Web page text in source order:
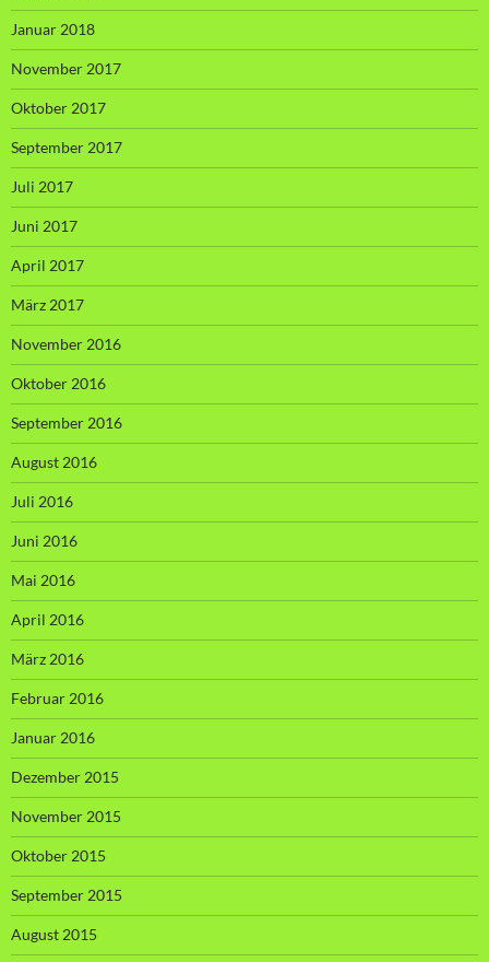
Januar 2018
November 2017
Oktober 2017
September 2017
Juli 2017
Juni 2017
April 2017
März 2017
November 2016
Oktober 2016
September 2016
August 2016
Juli 2016
Juni 2016
Mai 2016
April 2016
März 2016
Februar 2016
Januar 2016
Dezember 2015
November 2015
Oktober 2015
September 2015
August 2015